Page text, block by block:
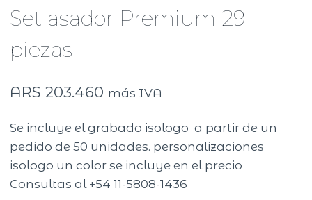
Set asador Premium 29
piezas
ARS 203.460 más IVA
Se incluye el grabado isologo a partir de un
pedido de 50 unidades. personalizaciones
isologo un color se incluye en el precio
Consultas al +54 11-5808-1436